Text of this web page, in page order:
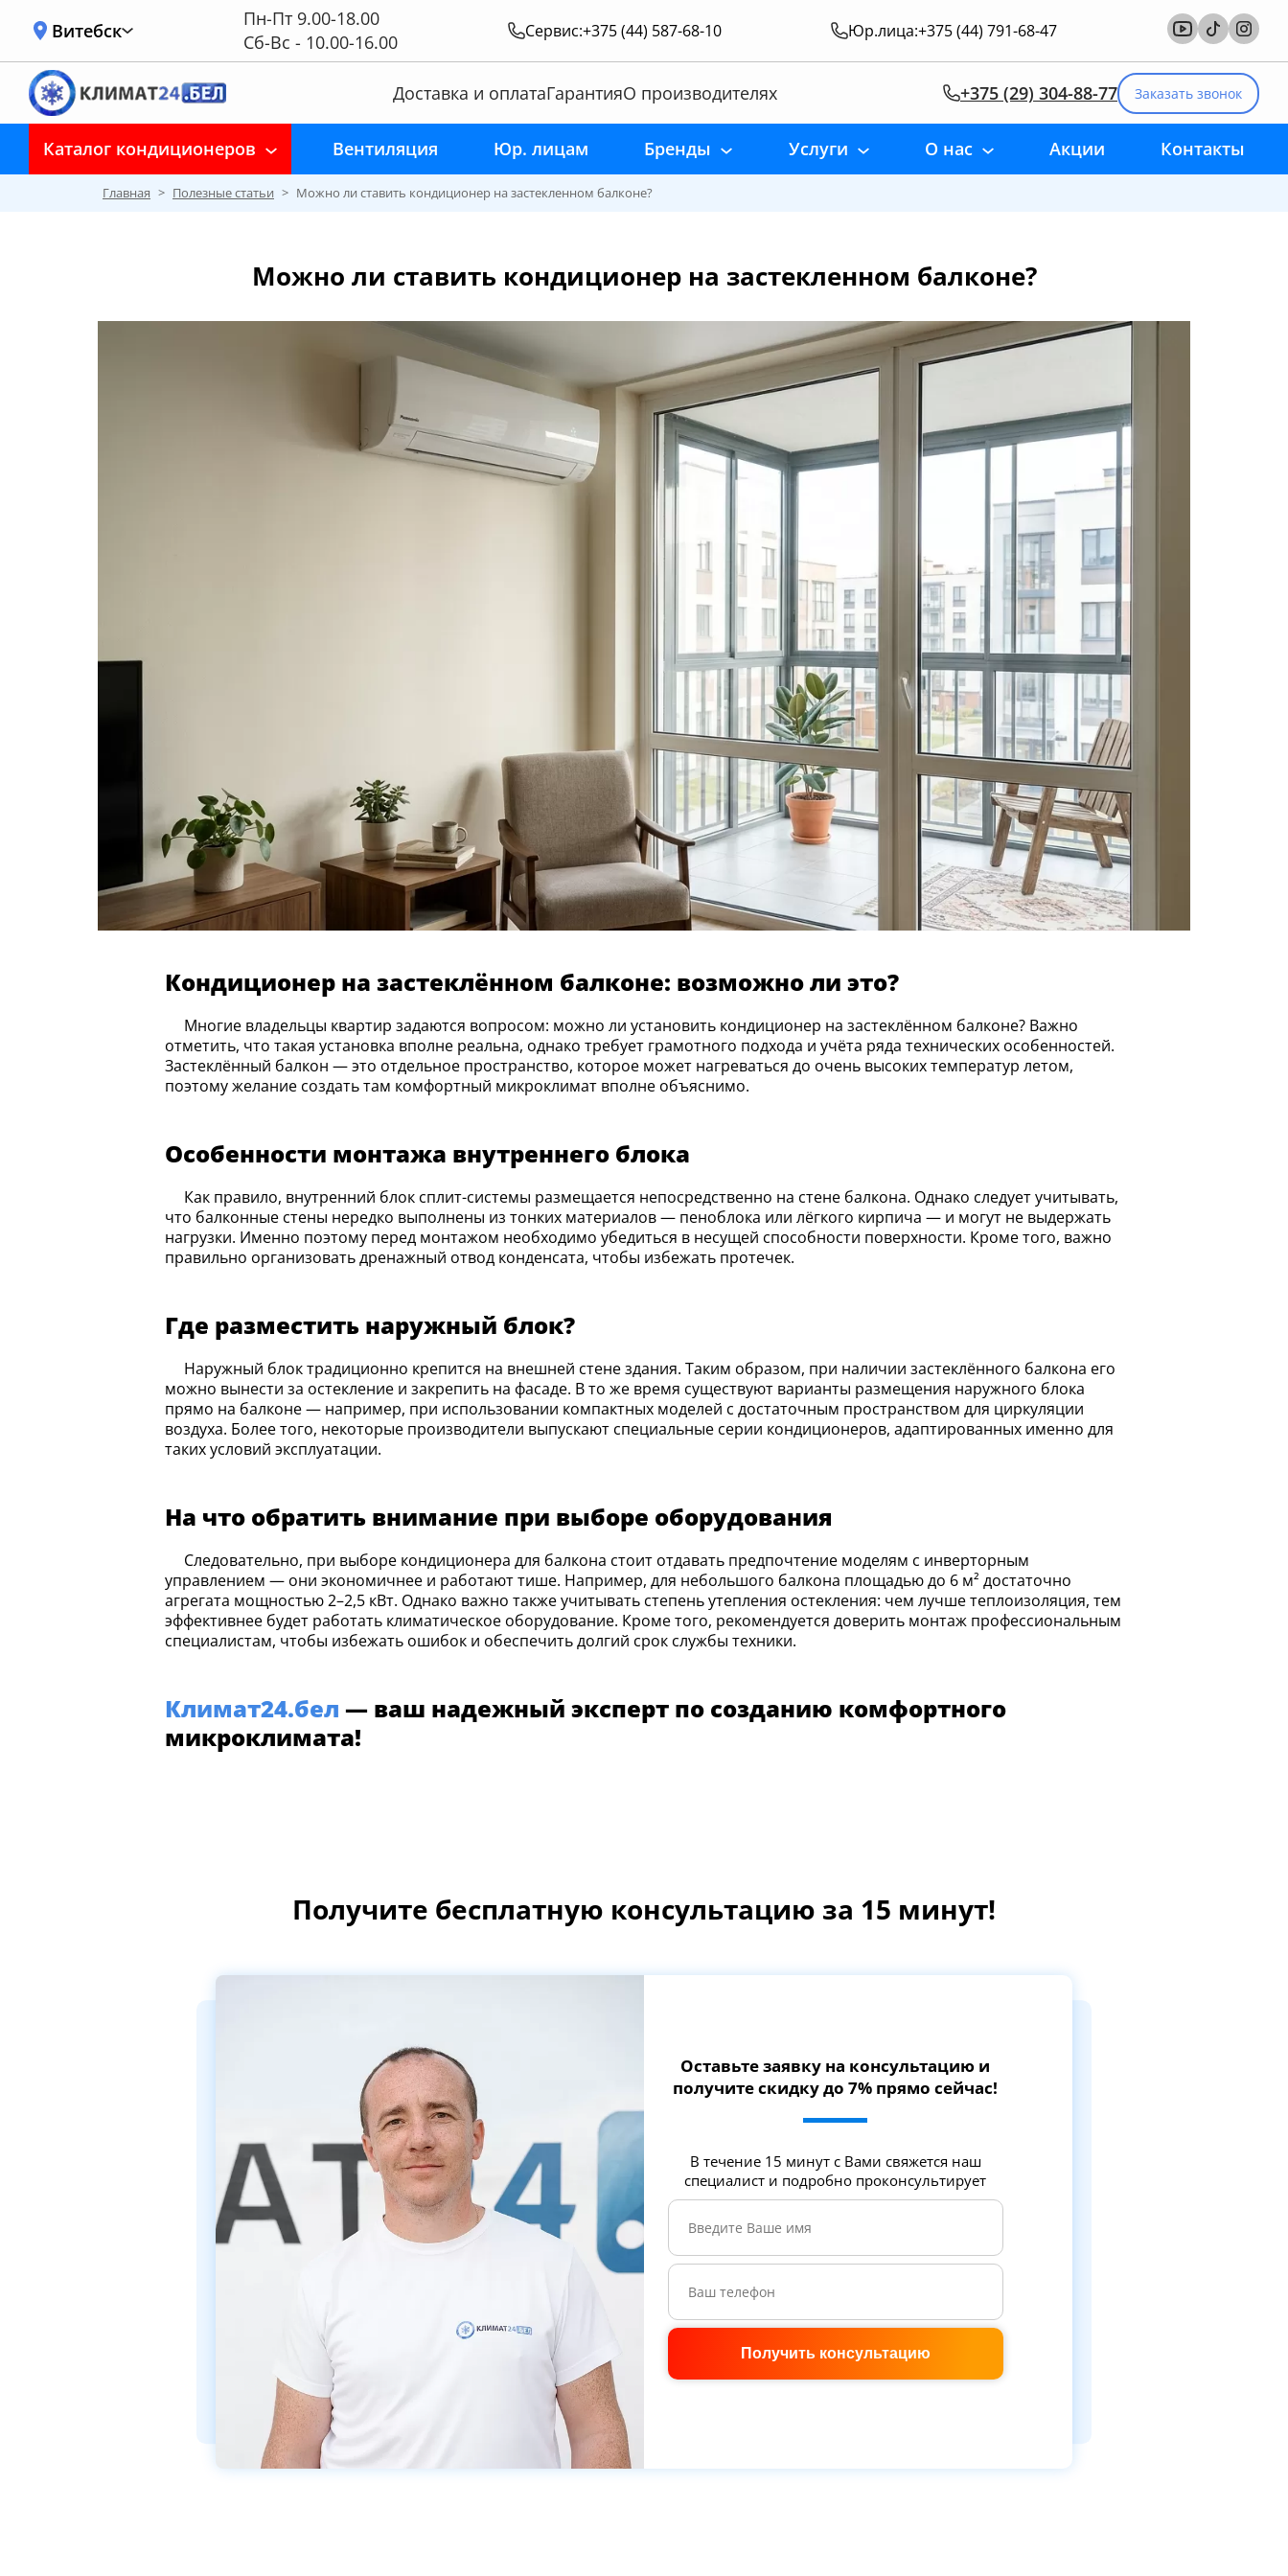
Витебск
Пн-Пт 9.00-18.00
Сб-Вс - 10.00-16.00
Сервис:+375 (44) 587-68-10 Юр.лица:+375 (44) 791-68-47
Доставка и оплатаГарантияО производителях +375 (29) 304-88-77 Заказать звонок
Каталог кондиционеров Вентиляция Юр. лицам Бренды Услуги О нас Акции Контакты
Главная > Полезные статьи > Можно ли ставить кондиционер на застекленном балконе?
Можно ли ставить кондиционер на застекленном балконе?
Кондиционер на застеклённом балконе: возможно ли это?
Многие владельцы квартир задаются вопросом: можно ли установить кондиционер на застеклённом балконе? Важно
отметить, что такая установка вполне реальна, однако требует грамотного подхода и учёта ряда технических особенностей.
Застеклённый балкон — это отдельное пространство, которое может нагреваться до очень высоких температур летом,
поэтому желание создать там комфортный микроклимат вполне объяснимо.
Особенности монтажа внутреннего блока
Как правило, внутренний блок сплит-системы размещается непосредственно на стене балкона. Однако следует учитывать,
что балконные стены нередко выполнены из тонких материалов — пеноблока или лёгкого кирпича — и могут не выдержать
нагрузки. Именно поэтому перед монтажом необходимо убедиться в несущей способности поверхности. Кроме того, важно
правильно организовать дренажный отвод конденсата, чтобы избежать протечек.
Где разместить наружный блок?
Наружный блок традиционно крепится на внешней стене здания. Таким образом, при наличии застеклённого балкона его
можно вынести за остекление и закрепить на фасаде. В то же время существуют варианты размещения наружного блока
прямо на балконе — например, при использовании компактных моделей с достаточным пространством для циркуляции
воздуха. Более того, некоторые производители выпускают специальные серии кондиционеров, адаптированных именно для
таких условий эксплуатации.
На что обратить внимание при выборе оборудования
Следовательно, при выборе кондиционера для балкона стоит отдавать предпочтение моделям с инверторным
управлением — они экономичнее и работают тише. Например, для небольшого балкона площадью до 6 м² достаточно
агрегата мощностью 2–2,5 кВт. Однако важно также учитывать степень утепления остекления: чем лучше теплоизоляция, тем
эффективнее будет работать климатическое оборудование. Кроме того, рекомендуется доверить монтаж профессиональным
специалистам, чтобы избежать ошибок и обеспечить долгий срок службы техники.
Климат24.бел — ваш надежный эксперт по созданию комфортного
микроклимата!
Получите бесплатную консультацию за 15 минут!
Оставьте заявку на консультацию и
получите скидку до 7% прямо сейчас!
В течение 15 минут с Вами свяжется наш
специалист и подробно проконсультирует
Получить консультацию